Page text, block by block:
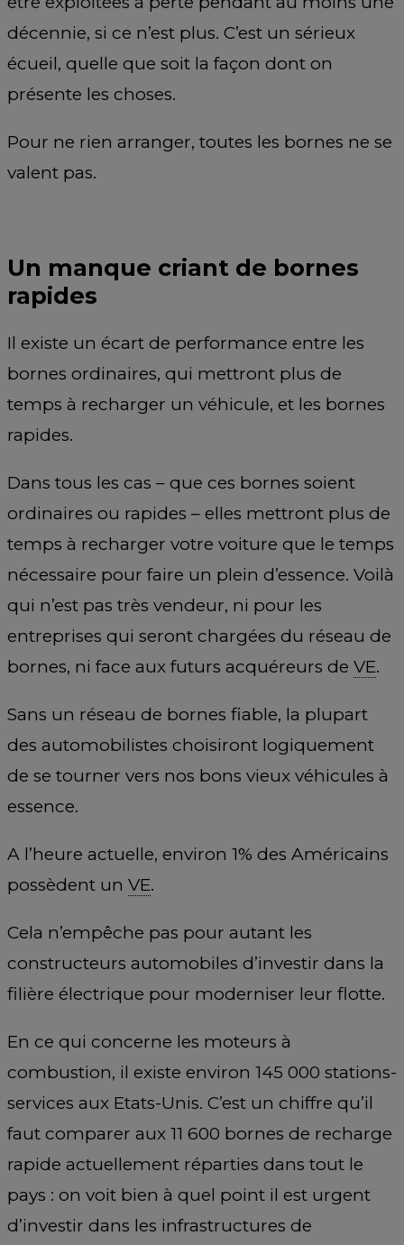
décennie, si ce n’est plus. C’est un sérieux
écueil, quelle que soit la façon dont on
présente les choses.
Pour ne rien arranger, toutes les bornes ne se
valent pas.
Un manque criant de bornes
rapides
Il existe un écart de performance entre les
bornes ordinaires, qui mettront plus de
temps à recharger un véhicule, et les bornes
rapides.
Dans tous les cas – que ces bornes soient
ordinaires ou rapides – elles mettront plus de
temps à recharger votre voiture que le temps
nécessaire pour faire un plein d’essence. Voilà
qui n’est pas très vendeur, ni pour les
entreprises qui seront chargées du réseau de
bornes, ni face aux futurs acquéreurs de VE.
Sans un réseau de bornes fiable, la plupart
des automobilistes choisiront logiquement
de se tourner vers nos bons vieux véhicules à
essence.
A l’heure actuelle, environ 1% des Américains
possèdent un VE.
Cela n’empêche pas pour autant les
constructeurs automobiles d’investir dans la
filière électrique pour moderniser leur flotte.
En ce qui concerne les moteurs à
combustion, il existe environ 145 000 stations-
services aux Etats-Unis. C’est un chiffre qu’il
faut comparer aux 11 600 bornes de recharge
rapide actuellement réparties dans tout le
pays : on voit bien à quel point il est urgent
d’investir dans les infrastructures de